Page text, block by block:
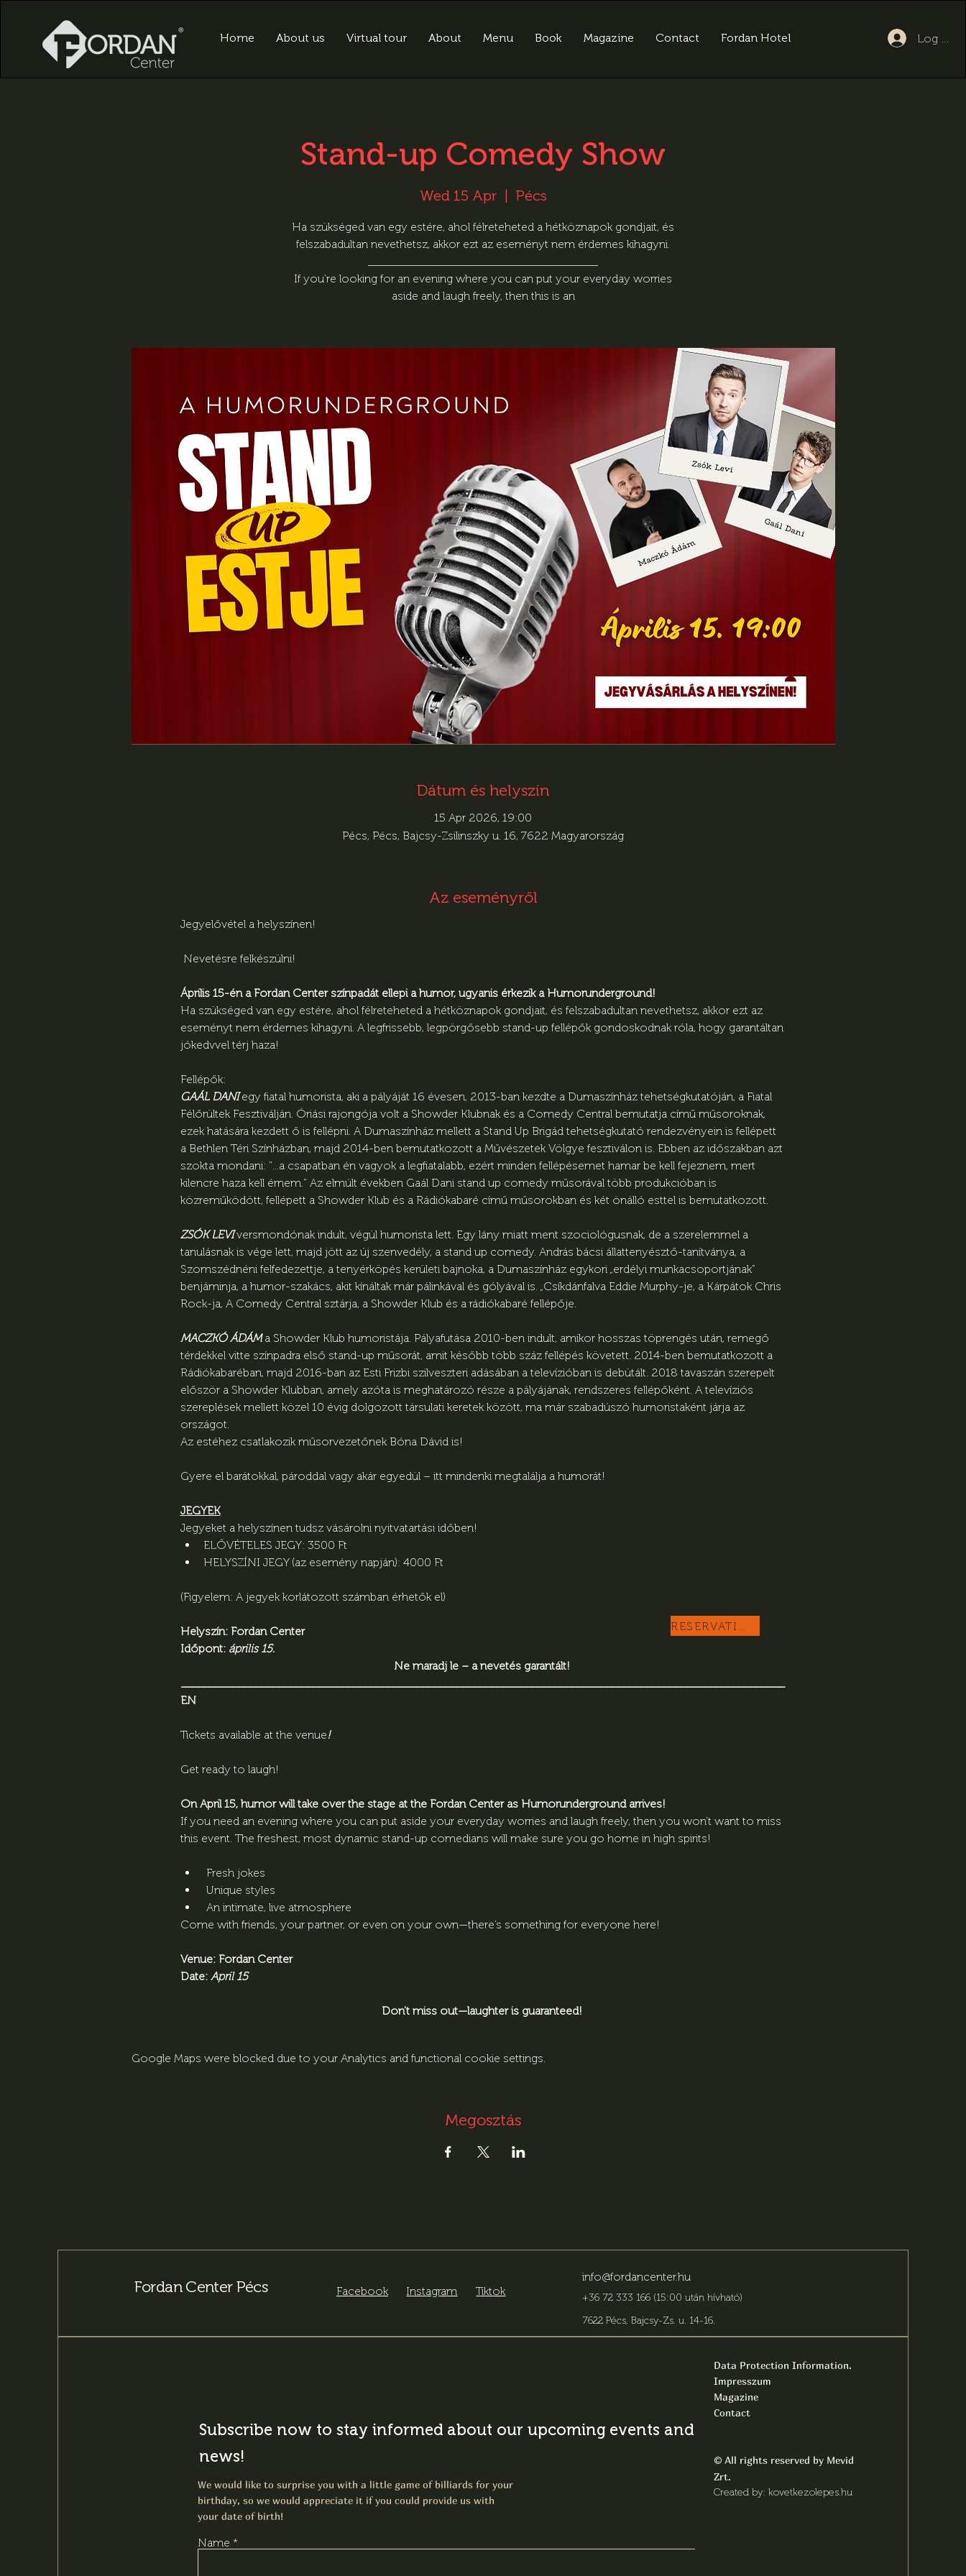
Home About us Virtual tour About Menu Book Magazine Contact Fordan Hotel Log In
Stand-up Comedy Show
Wed 15 Apr
  |
Pécs
Ha szükséged van egy estére, ahol félreteheted a hétköznapok gondjait, és
felszabadultan nevethetsz, akkor ezt az eseményt nem érdemes kihagyni.
If you’re looking for an evening where you can put your everyday worries
aside and laugh freely, then this is an
Dátum és helyszín
15 Apr 2026, 19:00
Pécs, Pécs, Bajcsy-Zsilinszky u. 16, 7622 Magyarország
Az eseményről
Jegyelővétel a helyszínen!
Nevetésre felkészülni!
Április 15-én a Fordan Center színpadát ellepi a humor, ugyanis érkezik a Humorunderground!
Ha szükséged van egy estére, ahol félreteheted a hétköznapok gondjait, és felszabadultan nevethetsz, akkor ezt az
eseményt nem érdemes kihagyni. A legfrissebb, legpörgősebb stand-up fellépők gondoskodnak róla, hogy garantáltan
jókedvvel térj haza!
Fellépők:
GAÁL DANI egy fiatal humorista, aki a pályáját 16 évesen, 2013-ban kezdte a Dumaszínház tehetségkutatóján, a Fiatal
Félőrültek Fesztiválján. Óriási rajongója volt a Showder Klubnak és a Comedy Central bemutatja című műsoroknak,
ezek hatására kezdett ő is fellépni. A Dumaszínház mellett a Stand Up Brigád tehetségkutató rendezvényein is fellépett
a Bethlen Téri Színházban, majd 2014-ben bemutatkozott a Művészetek Völgye fesztiválon is. Ebben az időszakban azt
szokta mondani: "...a csapatban én vagyok a legfiatalabb, ezért minden fellépésemet hamar be kell fejeznem, mert
kilencre haza kell érnem." Az elmúlt években Gaál Dani stand up comedy műsorával több produkcióban is
közreműködött, fellépett a Showder Klub és a Rádiókabaré című műsorokban és két önálló esttel is bemutatkozott.
ZSÓK LEVI versmondónak indult, végül humorista lett. Egy lány miatt ment szociológusnak, de a szerelemmel a
tanulásnak is vége lett, majd jött az új szenvedély, a stand up comedy. András bácsi állattenyésztő-tanítványa, a
Szomszédnéni felfedezettje, a tenyérköpés kerületi bajnoka, a Dumaszínház egykori „erdélyi munkacsoportjának”
benjáminja, a humor-szakács, akit kínáltak már pálinkával és gólyával is. „Csíkdánfalva Eddie Murphy-je, a Kárpátok Chris
Rock-ja, A Comedy Central sztárja, a Showder Klub és a rádiókabaré fellépője.
MACZKÓ ÁDÁM a Showder Klub humoristája. Pályafutása 2010-ben indult, amikor hosszas töprengés után, remegő
térdekkel vitte színpadra első stand-up műsorát, amit később több száz fellépés követett. 2014-ben bemutatkozott a
Rádiókabaréban, majd 2016-ban az Esti Frizbi szilveszteri adásában a televízióban is debütált. 2018 tavaszán szerepelt
először a Showder Klubban, amely azóta is meghatározó része a pályájának, rendszeres fellépőként. A televíziós
szereplések mellett közel 10 évig dolgozott társulati keretek között, ma már szabadúszó humoristaként járja az
országot.
Az estéhez csatlakozik műsorvezetőnek Bóna Dávid is!
Gyere el barátokkal, pároddal vagy akár egyedül – itt mindenki megtalálja a humorát!
JEGYEK
Jegyeket a helyszínen tudsz vásárolni nyitvatartási időben!
ELŐVÉTELES JEGY: 3500 Ft
HELYSZÍNI JEGY (az esemény napján): 4000 Ft
(Figyelem: A jegyek korlátozott számban érhetők el)
Helyszín: Fordan Center
Időpont: április 15.
Ne maradj le – a nevetés garantált!
EN
Tickets available at the venue!
Get ready to laugh!
On April 15, humor will take over the stage at the Fordan Center as Humorunderground arrives!
If you need an evening where you can put aside your everyday worries and laugh freely, then you won’t want to miss
this event. The freshest, most dynamic stand-up comedians will make sure you go home in high spirits!
Fresh jokes
Unique styles
An intimate, live atmosphere
Come with friends, your partner, or even on your own—there’s something for everyone here!
Venue: Fordan Center
Date: April 15
Don’t miss out—laughter is guaranteed!
Google Maps were blocked due to your Analytics and functional cookie settings.
Megosztás
Fordan Center Pécs Facebook Instagram Tiktok
info@fordancenter.hu
+36 72 333 166 (15:00 után hívható)
7622 Pécs, Bajcsy-Zs. u. 14-16.
Subscribe now to stay informed about our upcoming events and latest
news!
We would like to surprise you with a little game of billiards for your
birthday, so we would appreciate it if you could provide us with
your date of birth!
Name
Data Protection Information.
Impresszum
Magazine
Contact
©All rights reserved by Mevid
Zrt.
Created by: kovetkezolepes.hu